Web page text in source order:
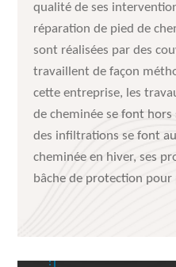
qualité de ses
réparation de pied de
sont réalisées par des
travaillent de façon
cette entreprise, les
de cheminée se font hors
des infiltrations se font
cheminée en hiver, ses
bâche de protection pour